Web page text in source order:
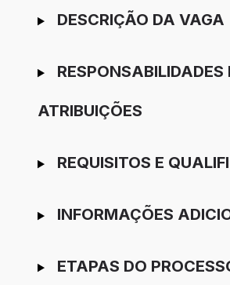
Ir para candidatura
DESCRIÇÃO DA VAGA
RESPONSABILIDADES
ATRIBUIÇÕES
REQUISITOS E
INFORMAÇÕES
ETAPAS DO